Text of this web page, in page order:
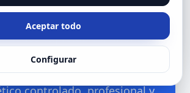
ayudamos a identificar
explotables, priorizar
y mejorar su postura
defensiva con un servicio de
Aceptar todo
Configurar